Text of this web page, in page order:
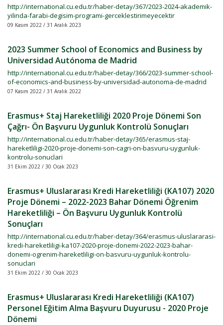
http://international.cu.edu.tr/haber-detay/367/2023-2024-akademik-
yilinda-farabi-degisim-programi-gerceklestirimeyecektir
09 Kasım 2022 / 31 Aralık 2023
2023 Summer School of Economics and Business by
Universidad Autónoma de Madrid
http://international.cu.edu.tr/haber-detay/366/2023-summer-school-
of-economics-and-business-by-universidad-autonoma-de-madrid
07 Kasım 2022 / 31 Aralık 2022
Erasmus+ Staj Hareketliliği 2020 Proje Dönemi Son
Çağrı- Ön Başvuru Uygunluk Kontrolü Sonuçları
http://international.cu.edu.tr/haber-detay/365/erasmus-staj-
hareketliligi-2020-proje-donemi-son-cagri-on-basvuru-uygunluk-
kontrolu-sonuclari
31 Ekim 2022 / 30 Ocak 2023
Erasmus+ Uluslararası Kredi Hareketliliği (KA107) 2020
Proje Dönemi – 2022-2023 Bahar Dönemi Öğrenim
Hareketliliği – Ön Başvuru Uygunluk Kontrolü
Sonuçları
http://international.cu.edu.tr/haber-detay/364/erasmus-uluslararasi-
kredi-hareketliligi-ka107-2020-proje-donemi-2022-2023-bahar-
donemi-ogrenim-hareketliligi-on-basvuru-uygunluk-kontrolu-
sonuclari
31 Ekim 2022 / 30 Ocak 2023
Erasmus+ Uluslararası Kredi Hareketliliği (KA107)
Personel Eğitim Alma Başvuru Duyurusu - 2020 Proje
Dönemi